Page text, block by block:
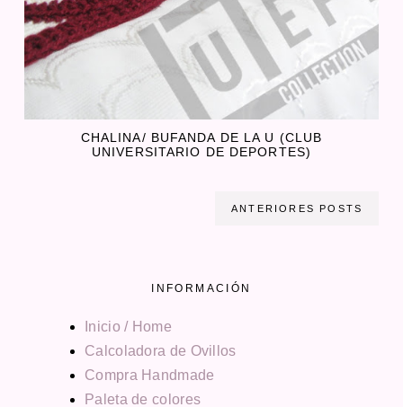
CHALINA/ BUFANDA DE LA U (CLUB
UNIVERSITARIO DE DEPORTES)
ANTERIORES POSTS
INFORMACIÓN
Inicio / Home
Calcoladora de Ovillos
Compra Handmade
Paleta de colores